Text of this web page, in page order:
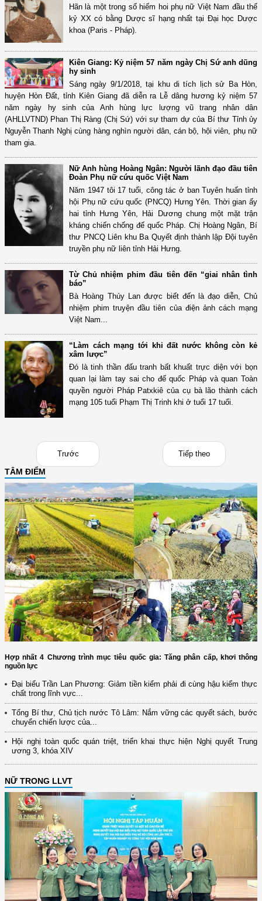
Hãn là một trong số hiếm hoi phụ nữ Việt Nam đầu thế
kỷ XX có bằng Dược sĩ hạng nhất tại Đại học Dược
khoa (Paris - Pháp).
Kiên Giang: Kỷ niệm 57 năm ngày Chị Sứ anh dũng
hy sinh
Sáng ngày 9/1/2018, tại khu di tích lịch sử Ba Hòn,
huyện Hòn Đất, tỉnh Kiên Giang đã diễn ra Lễ dâng hương kỷ niệm 57
năm ngày hy sinh của Anh hùng lực lượng vũ trang nhân dân
(AHLLVTND) Phan Thị Ràng (Chị Sứ) với sự tham dự của Bí thư Tỉnh ủy
Nguyễn Thanh Nghị cùng hàng nghìn người dân, cán bộ, hội viên, phụ nữ
tham gia.
Nữ Anh hùng Hoàng Ngân: Người lãnh đạo đầu tiên
Đoàn Phụ nữ cứu quốc Việt Nam
Năm 1947 tôi 17 tuổi, công tác ở ban Tuyên huấn tỉnh
hội Phụ nữ cứu quốc (PNCQ) Hưng Yên. Thời gian ấy
hai tỉnh Hưng Yên, Hải Dương chung một mặt trận
kháng chiến chống đế quốc Pháp. Chị Hoàng Ngân, Bí
thư PNCQ Liên khu Ba Quyết định thành lập Đội tuyên
truyền phụ nữ liên tỉnh Hải Hưng.
Từ Chủ nhiệm phim đầu tiên đến “giai nhân tình
báo”
Bà Hoàng Thúy Lan được biết đến là đạo diễn, Chủ
nhiệm phim truyện đầu tiên của điện ảnh cách mạng
Việt Nam...
“Làm cách mạng tới khi đất nước không còn kẻ
xâm lược”
Đó là tinh thần đấu tranh bất khuất trực diện với bọn
quan lại làm tay sai cho đế quốc Pháp và quan Toàn
quyền người Pháp Patxkiê của cụ bà lão thành cách
mạng 105 tuổi Phạm Thị Trinh khi ở tuổi 17 tuổi.
Trước Tiếp theo
TÂM ĐIỂM
Hợp nhất 4 Chương trình mục tiêu quốc gia: Tăng phân cấp, khơi thông
nguồn lực
Đại biểu Trần Lan Phương: Giảm tiền kiểm phải đi cùng hậu kiểm thực
chất trong lĩnh vực...
Tổng Bí thư, Chủ tịch nước Tô Lâm: Nắm vững các quyết sách, bước
chuyển chiến lược của...
Hội nghị toàn quốc quán triệt, triển khai thực hiện Nghị quyết Trung
ương 3, khóa XIV
NỮ TRONG LLVT